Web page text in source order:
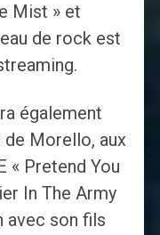
Mist » et
de rock est
également
Morello, aux
« Pretend You
In The Army
avec son fils